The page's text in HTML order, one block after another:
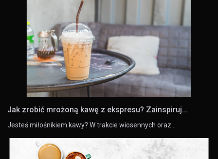
Jak zrobić mrożoną kawę z ekspresu? Zainspiruj...
Jesteś miłośnikiem kawy? W trakcie wiosennych oraz…